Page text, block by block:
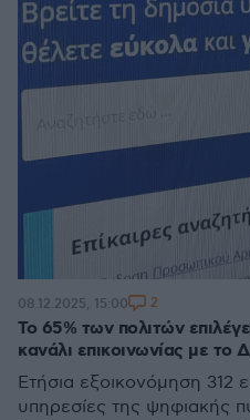
Το 65% των πολιτών
κανάλι επικοινωνίας με το
Ετήσια εξοικονόμηση 312
υπηρεσίες της ψηφιακής
08.12.2025, 15:00 2